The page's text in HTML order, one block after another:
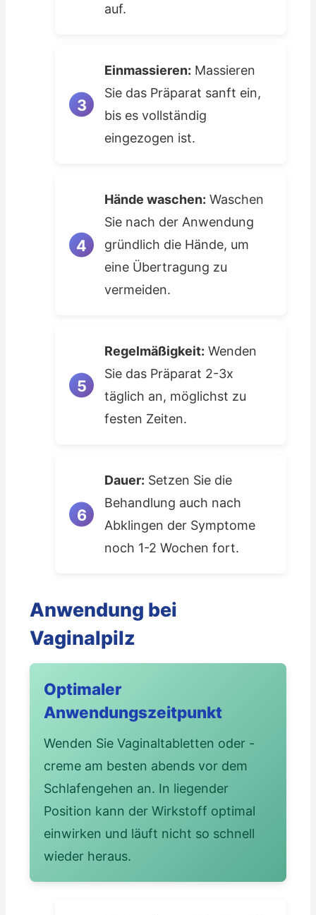
auf.
Einmassieren: Massieren
Sie das Präparat sanft ein,
bis es vollständig
eingezogen ist.
Hände waschen: Waschen
Sie nach der Anwendung
gründlich die Hände, um
eine Übertragung zu
vermeiden.
Regelmäßigkeit: Wenden
Sie das Präparat 2-3x
täglich an, möglichst zu
festen Zeiten.
Dauer: Setzen Sie die
Behandlung auch nach
Abklingen der Symptome
noch 1-2 Wochen fort.
Anwendung bei
Vaginalpilz
Optimaler
Anwendungszeitpunkt
Wenden Sie Vaginaltabletten oder -
creme am besten abends vor dem
Schlafengehen an. In liegender
Position kann der Wirkstoff optimal
einwirken und läuft nicht so schnell
wieder heraus.